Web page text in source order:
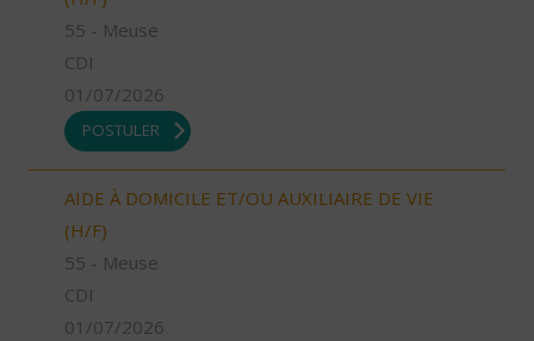
55 - Meuse
CDI
01/07/2026
POSTULER
AIDE À DOMICILE ET/OU AUXILIAIRE DE VIE
(H/F)
55 - Meuse
CDI
01/07/2026